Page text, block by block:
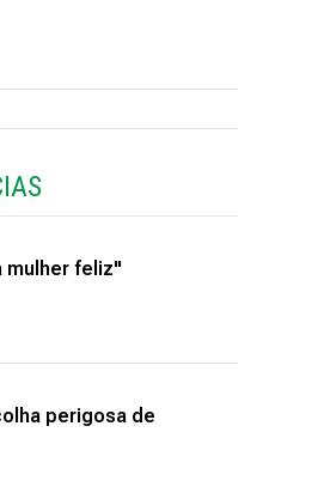
mulher feliz"
perigosa de